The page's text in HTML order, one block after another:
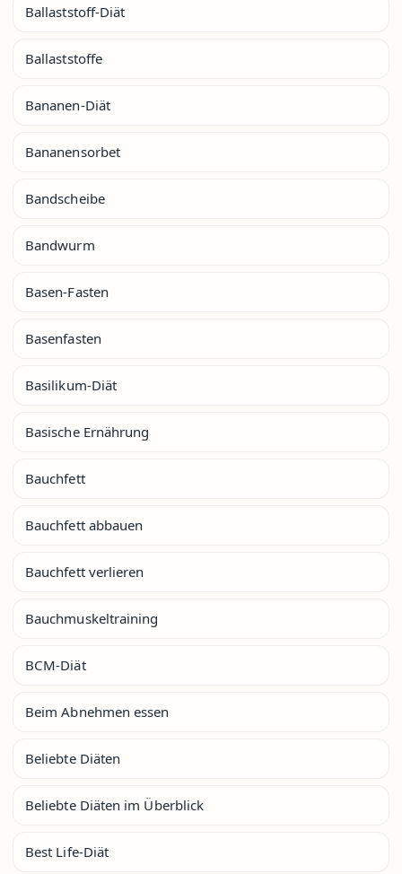
Ballaststoff-Diät
Ballaststoffe
Bananen-Diät
Bananensorbet
Bandscheibe
Bandwurm
Basen-Fasten
Basenfasten
Basilikum-Diät
Basische Ernährung
Bauchfett
Bauchfett abbauen
Bauchfett verlieren
Bauchmuskeltraining
BCM-Diät
Beim Abnehmen essen
Beliebte Diäten
Beliebte Diäten im Überblick
Best Life-Diät